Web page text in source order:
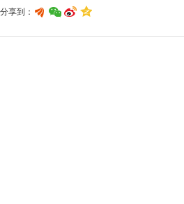
分享到：